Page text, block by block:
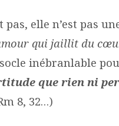
pas, elle n’est pas
qui jaillit du
inébranlable
que rien ni
8, 32…)